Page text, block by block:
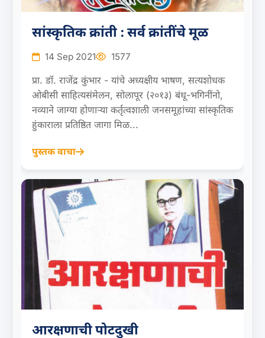
सांस्कृतिक क्रांती : सर्व क्रांतींचे मूळ
14 Sep 2021 1577
प्रा. डॉ. राजेंद्र कुंभार - यांचे अध्यक्षीय भाषण, सत्यशोधक
ओबीसी साहित्यसंमेलन, सोलापूर (२०१३) बंधू-भगिनींनो,
नव्याने जाग्या होणाऱ्या कर्तृत्वशाली जनसमूहांच्या सांस्कृतिक
हुंकाराला प्रतिष्ठित जागा मिळ...
पुस्तक वाचा
आरक्षणाची पोटदुखी